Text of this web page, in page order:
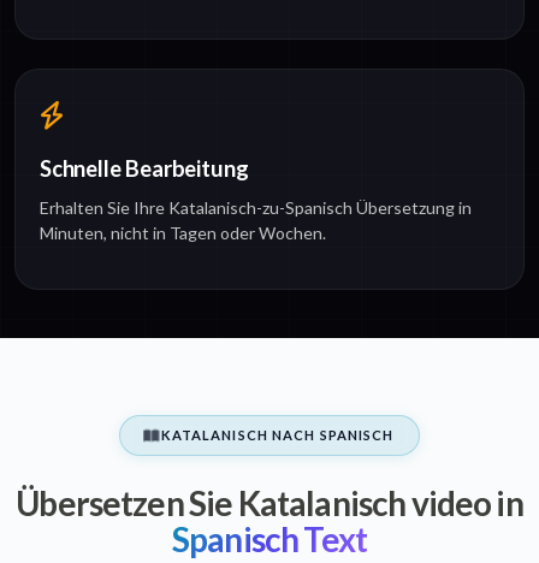
Schnelle Bearbeitung
Erhalten Sie Ihre Katalanisch-zu-Spanisch Übersetzung in
Minuten, nicht in Tagen oder Wochen.
KATALANISCH NACH SPANISCH
Übersetzen Sie Katalanisch video in
Spanisch Text